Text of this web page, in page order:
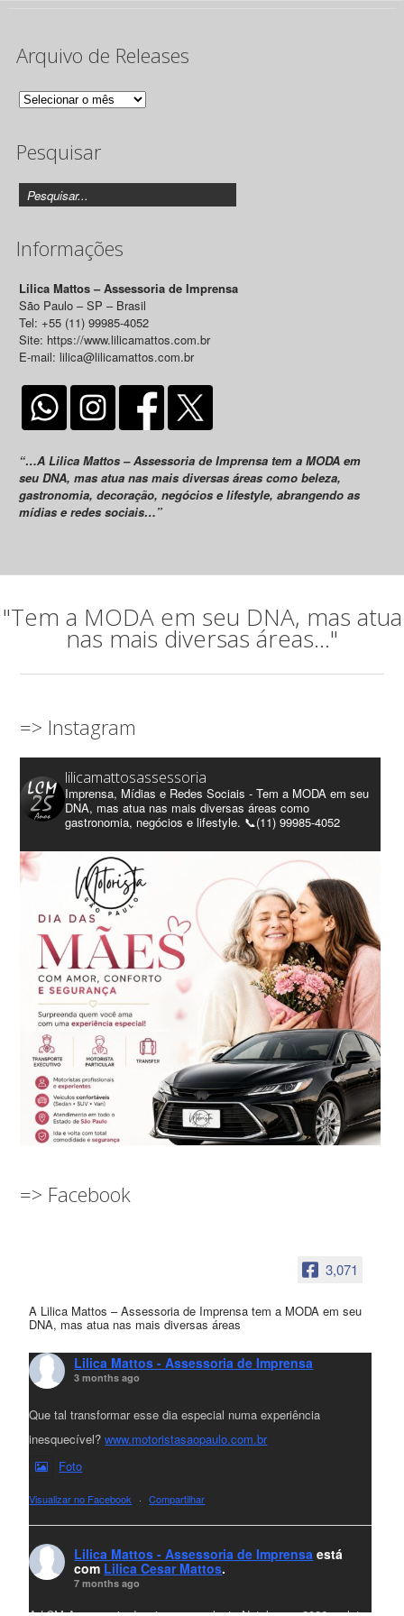
Arquivo de Releases
Arquivo
Releases
Pesquisar
Informações
Lilica Mattos – Assessoria de Imprensa
São Paulo – SP – Brasil
Tel: +55 (11) 99985-4052
Site: https://www.lilicamattos.com.br
E-mail: lilica@lilicamattos.com.br
“…A Lilica Mattos – Assessoria de Imprensa tem a MODA em
seu DNA, mas atua nas mais diversas áreas como beleza,
gastronomia, decoração, negócios e lifestyle, abrangendo as
mídias e redes sociais…”
"Tem a MODA em seu DNA, mas atua
nas mais diversas áreas..."
=> Instagram
lilicamattosassessoria
Imprensa, Mídias e Redes Sociais - Tem a MODA em seu
DNA, mas atua nas mais diversas áreas como
gastronomia, negócios e lifestyle. 📞(11) 99985-4052
=> Facebook
3,071
A Lilica Mattos – Assessoria de Imprensa tem a MODA em seu
DNA, mas atua nas mais diversas áreas
Lilica Mattos - Assessoria de Imprensa
3 months ago
Que tal transformar esse dia especial numa experiência
inesquecível?www.motoristasaopaulo.com.br
Foto
Visualizar no Facebook · Compartilhar
Lilica Mattos - Assessoria de Imprensa está
com Lilica Cesar Mattos.
7 months ago